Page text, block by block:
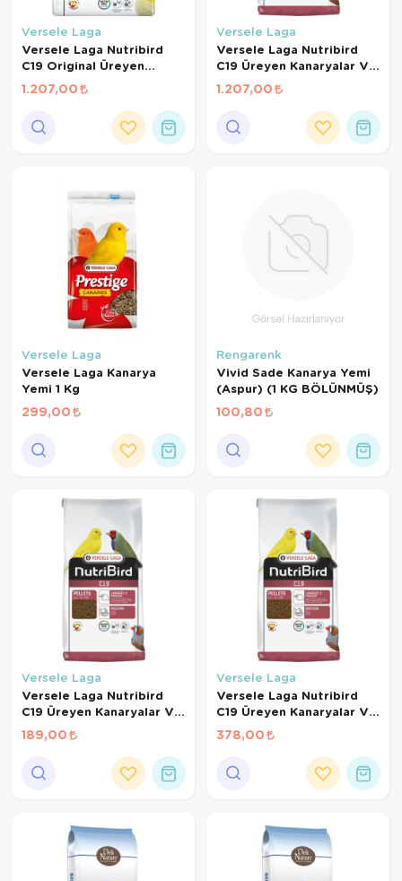
Versele Laga
Versele Laga Nutribird
C19 Original Üreyen
Kanaryalar Ve Finçler İçin
1.207,00
Versele Laga
Versele Laga Nutribird
C19 Üreyen Kanaryalar Ve
Finçler İçin Meyveli Pelet
Yem 3 Kg
1.207,00
Versele Laga
Versele Laga Kanarya
Yemi 1 Kg
299,00
Rengarenk
Vivid Sade Kanarya Yemi
(Aspur) (1 KG BÖLÜNMÜŞ)
100,80
Versele Laga
Versele Laga Nutribird
C19 Üreyen Kanaryalar Ve
Finçler İçin Meyveli Pelet
Yem (500 GR BÖLÜNMÜŞ)
189,00
Versele Laga
Versele Laga Nutribird
C19 Üreyen Kanaryalar Ve
Finçler İçin Meyveli Pelet
Yem (1 KG BÖLÜNMÜŞ)
378,00